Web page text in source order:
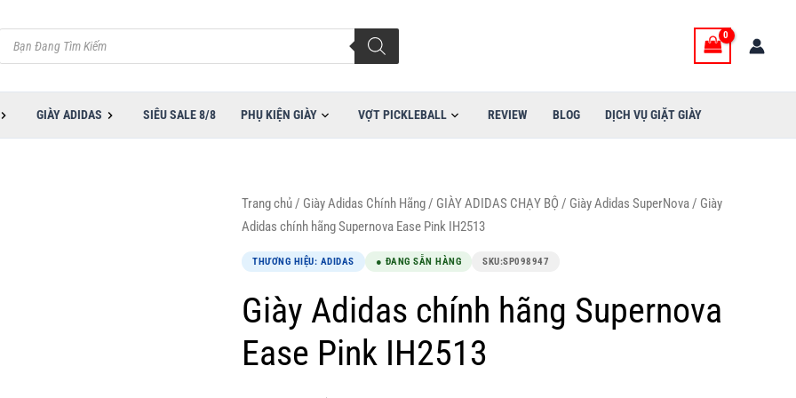
Tìm
kiếm
sản
GIÀY ADIDAS SIÊU SALE 8/8 PHỤ KIỆN GIÀY VỢT PICKLEBALL REVIEW BLOG DỊCH VỤ GIẶT GIÀY
Trang chủ/ Giày Adidas Chính Hãng/ GIÀY ADIDAS CHẠY BỘ / Giày Adidas SuperNova/ Giày
Adidas chính hãng Supernova Ease Pink IH2513
THƯƠNG HIỆU: ADIDAS ● ĐANG SẴN HÀNG SKU:SP098947
Giày Adidas chính hãng Supernova
Ease Pink IH2513
Giá
gốc
là:
2,300,000VND.
Giá
hiện
tại
là:
1,450,000VND.
Giày
Adidas
chính
hãng
Supernova
Ease
Pink
IH2513